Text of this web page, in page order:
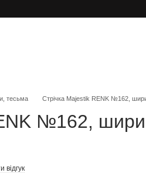
тесьма Стрічка Majestik RENK №162,
№162,
відгук